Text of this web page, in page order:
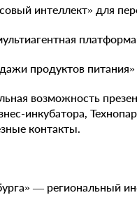
интеллект» для
продуктов
возможность
инкубатора,
контакты.
— региональный